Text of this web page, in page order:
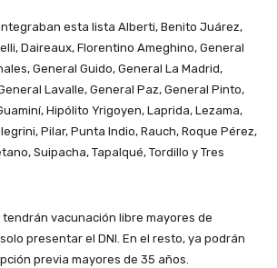
esta lista Alberti, Benito Juárez,
Daireaux, Florentino Ameghino, General
General Guido, General La Madrid,
Lavalle, General Paz, General Pinto,
Hipólito Yrigoyen, Laprida, Lezama,
Pilar, Punta Indio, Rauch, Roque Pérez,
Suipacha, Tapalqué, Tordillo y Tres
vacunación libre mayores de
presentar el DNI. En el resto, ya podrán
previa mayores de 35 años.